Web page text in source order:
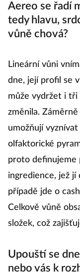
Aereo se řadí
tedy hlavu,
vůně chová?
Lineární vůni
dne, její profil se
může vydržet i tři
změnila.
umožňují
olfaktorické
proto definujeme
ingredience, jež jí
případě jde o
Celkově vůně
složek, což
Upouští se
nebo vás k